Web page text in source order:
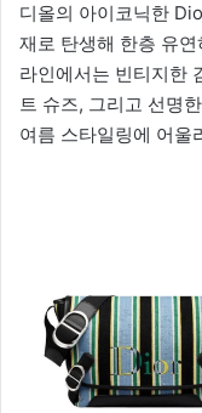
디올의 아이코닉한
재로 탄생해 한층 유
라인에서는 빈티지한
트 슈즈, 그리고 선명
여름 스타일링에 어울